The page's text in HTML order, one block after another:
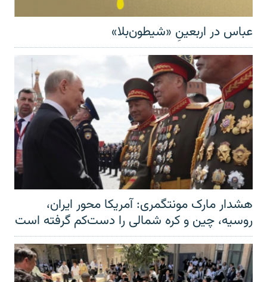
عباس در اربعینِ «شیطون‌بلا»
هشدار مارک مونتگمری: آمریکا محور ایران،
روسیه، چین و کره شمالی را دست‌کم گرفته است